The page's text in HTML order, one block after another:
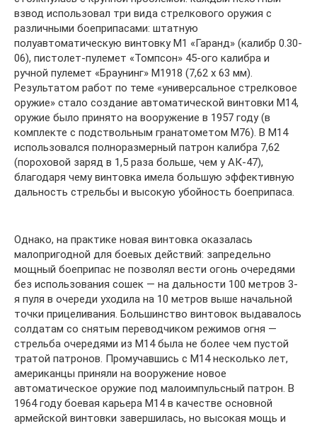
взвод использовал три вида стрелкового оружия с
различными боеприпасами: штатную
полуавтоматическую винтовку М1 «Гаранд» (калибр 0.30-
06), пистолет-пулемет «Томпсон» 45-ого калибра и
ручной пулемет «Браунинг» М1918 (7,62 х 63 мм).
Результатом работ по теме «универсальное стрелковое
оружие» стало создание автоматической винтовки М14,
оружие было принято на вооружение в 1957 году (в
комплекте с подствольным гранатометом М76). В М14
использовался полноразмерный патрон калибра 7,62
(пороховой заряд в 1,5 раза больше, чем у АК-47),
благодаря чему винтовка имела большую эффективную
дальность стрельбы и высокую убойность боеприпаса.
Однако, на практике новая винтовка оказалась
малопригодной для боевых действий: запредельно
мощный боеприпас не позволял вести огонь очередями
без использования сошек — на дальности 100 метров 3-
я пуля в очереди уходила на 10 метров выше начальной
точки прицеливания. Большинство винтовок выдавалось
солдатам со снятым переводчиком режимов огня —
стрельба очередями из М14 была не более чем пустой
тратой патронов. Промучавшись с М14 несколько лет,
американцы приняли на вооружение новое
автоматическое оружие под малоимпульсный патрон. В
1964 году боевая карьера М14 в качестве основной
армейской винтовки завершилась, но высокая мощь и